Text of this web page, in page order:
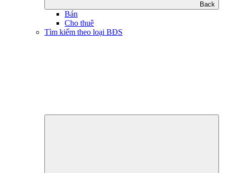
Back
Bán
Cho thuê
Tìm kiếm theo loại BĐS